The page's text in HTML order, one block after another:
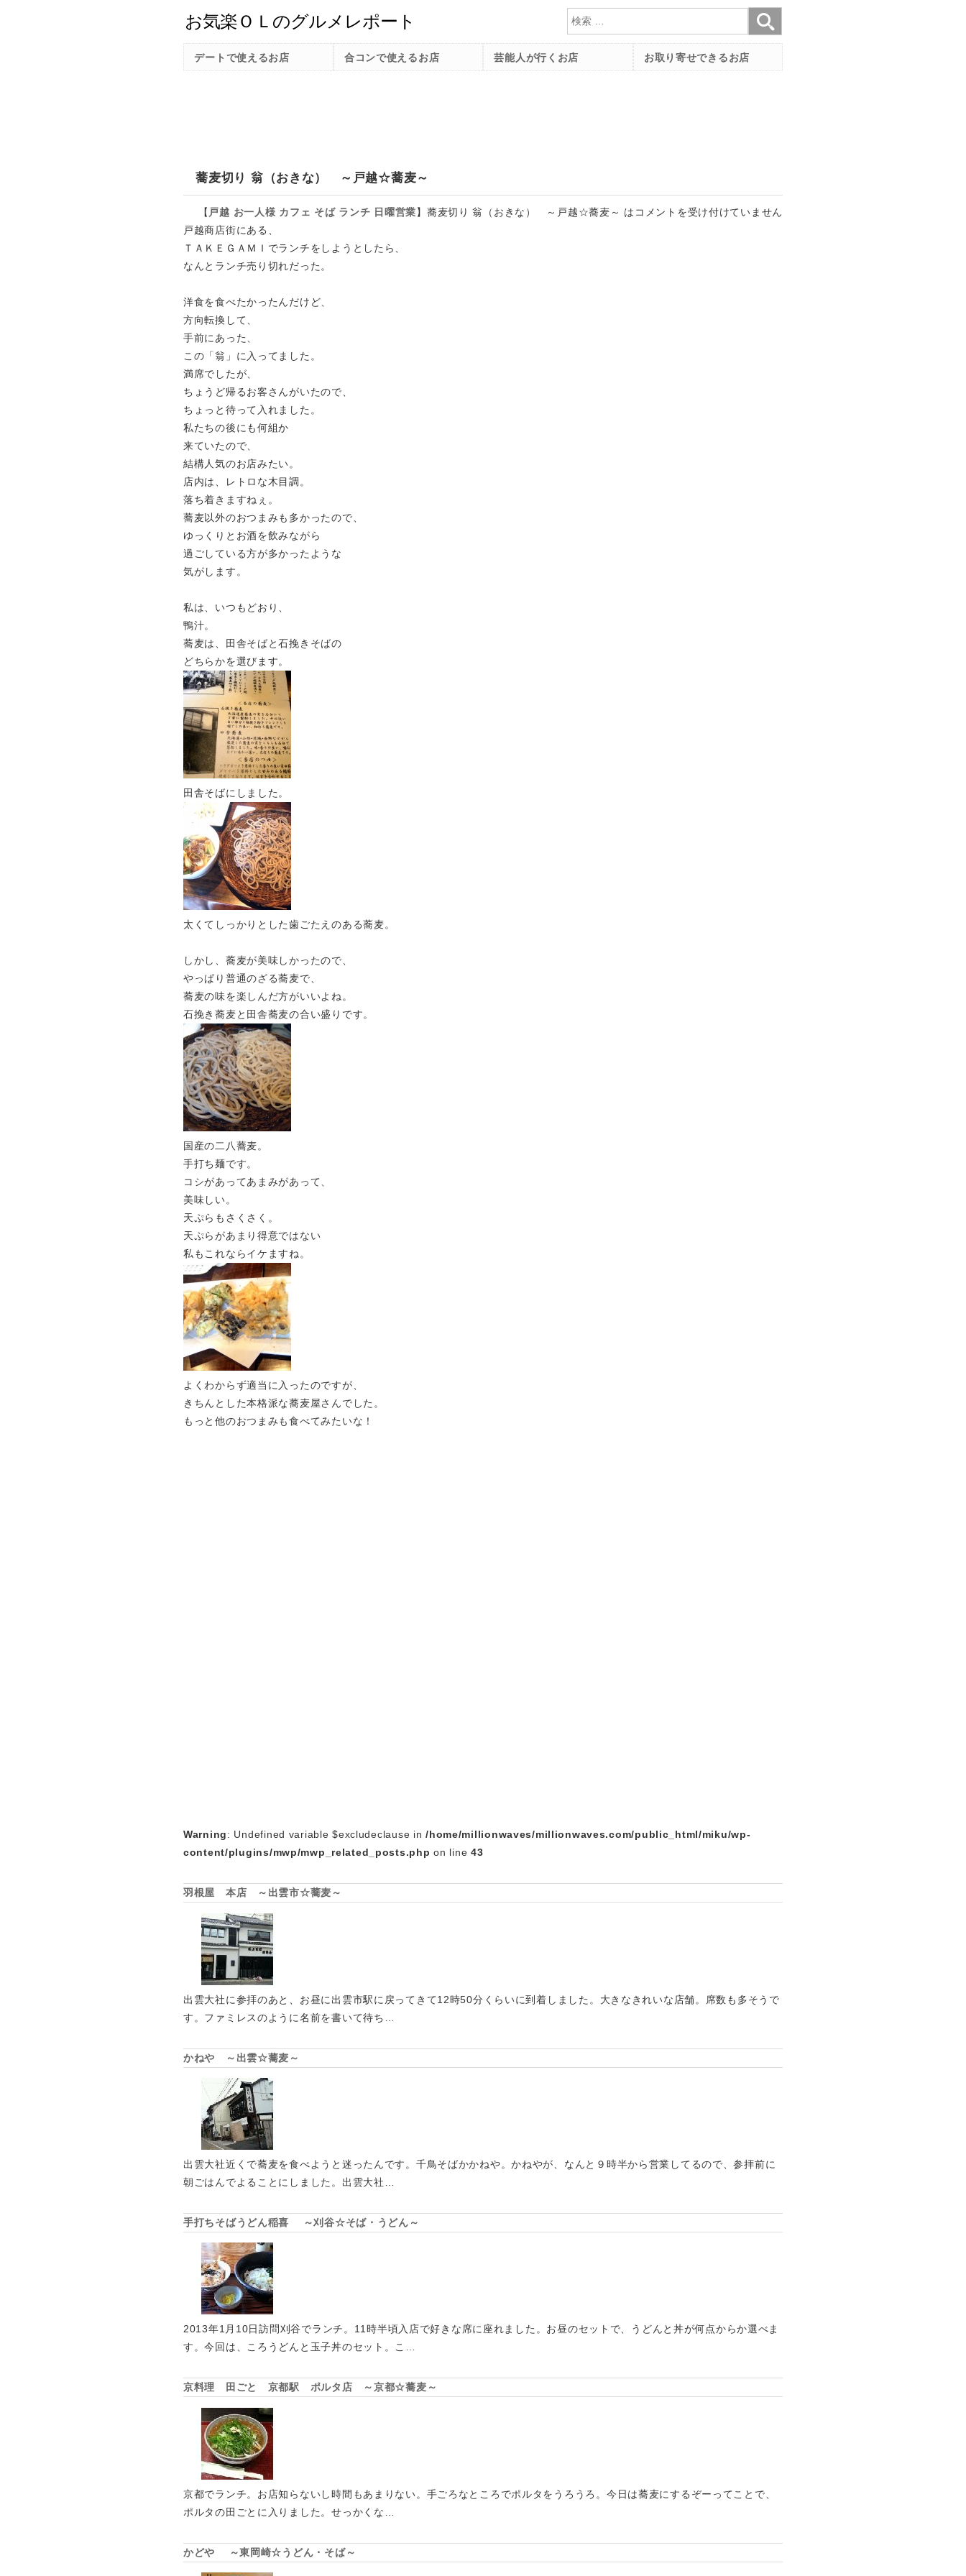
検索
蕎麦切り 翁（おきな） ～戸越☆蕎麦～
【 戸越 お一人様 カフェ そば ランチ 日曜営業】 蕎麦切り 翁（おきな） ～戸越☆蕎麦～ は コメントを受け付けていません
戸越商店街にある、
ＴＡＫＥＧＡＭＩでランチをしようとしたら、
なんとランチ売り切れだった。
洋食を食べたかったんだけど、
方向転換して、
手前にあった、
この「翁」に入ってました。
満席でしたが、
ちょうど帰るお客さんがいたので、
ちょっと待って入れました。
私たちの後にも何組か
来ていたので、
結構人気のお店みたい。
店内は、レトロな木目調。
落ち着きますねぇ。
蕎麦以外のおつまみも多かったので、
ゆっくりとお酒を飲みながら
過ごしている方が多かったような
気がします。
私は、いつもどおり、
鴨汁。
蕎麦は、田舎そばと石挽きそばの
どちらかを選びます。
田舎そばにしました。
太くてしっかりとした歯ごたえのある蕎麦。
しかし、蕎麦が美味しかったので、
やっぱり普通のざる蕎麦で、
蕎麦の味を楽しんだ方がいいよね。
石挽き蕎麦と田舎蕎麦の合い盛りです。
国産の二八蕎麦。
手打ち麺です。
コシがあってあまみがあって、
美味しい。
天ぷらもさくさく。
天ぷらがあまり得意ではない
私もこれならイケますね。
よくわからず適当に入ったのですが、
きちんとした本格派な蕎麦屋さんでした。
もっと他のおつまみも食べてみたいな！
Warning: Undefined variable $excludeclause in/home/millionwaves/millionwaves.com/public_html/miku/wp-
content/plugins/mwp/mwp_related_posts.php on line43
羽根屋 本店 ～出雲市☆蕎麦～
出雲大社に参拝のあと、お昼に出雲市駅に戻ってきて12時50分くらいに到着しました。大きなきれいな店舗。席数も多そうで
す。ファミレスのように名前を書いて待ち…
かねや ～出雲☆蕎麦～
出雲大社近くで蕎麦を食べようと迷ったんです。千鳥そばかかねや。かねやが、なんと９時半から営業してるので、参拝前に
朝ごはんでよることにしました。出雲大社…
手打ちそばうどん稲喜 ～刈谷☆そば・うどん～
2013年1月10日訪問刈谷でランチ。11時半頃入店で好きな席に座れました。お昼のセットで、うどんと丼が何点からか選べま
す。今回は、ころうどんと玉子丼のセット。こ…
京料理 田ごと 京都駅 ポルタ店 ～京都☆蕎麦～
京都でランチ。お店知らないし時間もあまりない。手ごろなところでポルタをうろうろ。今日は蕎麦にするぞーってことで、
ポルタの田ごとに入りました。せっかくな…
かどや ～東岡崎☆うどん・そば～
デートで使えるお店 合コンで使えるお店 芸能人が行くお店 お取り寄せできるお店